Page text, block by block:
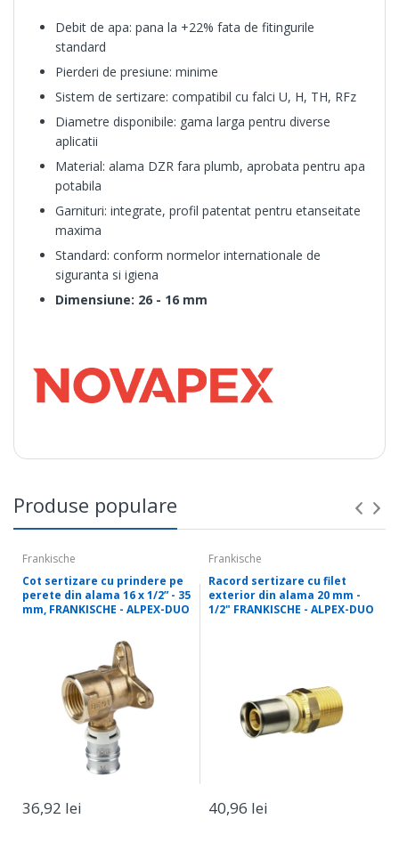
Debit de apa: pana la +22% fata de fitingurile
standard
Pierderi de presiune: minime
Sistem de sertizare: compatibil cu falci U, H, TH, RFz
Diametre disponibile: gama larga pentru diverse
aplicatii
Material: alama DZR fara plumb, aprobata pentru apa
potabila
Garnituri: integrate, profil patentat pentru etanseitate
maxima
Standard: conform normelor internationale de
siguranta si igiena
Dimensiune: 26 - 16 mm
Produse populare
Frankische
Cot sertizare cu prindere pe
perete din alama 16 x 1/2” - 35
mm, FRANKISCHE - ALPEX-DUO
36,92 lei
Frankische
Racord sertizare cu filet
exterior din alama 20 mm -
1/2" FRANKISCHE - ALPEX-DUO
40,96 lei